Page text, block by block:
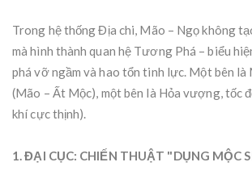
Trong hệ thống Địa chi, Mão – Ngọ không
mà hình thành quan hệ Tương Phá – biểu
phá vỡ ngầm và hao tổn tinh lực. Một bên là
(Mão – Ất Mộc), một bên là Hỏa vượng, tốc
khí cực thịnh).
1. ĐẠI CỤC: CHIẾN THUẬT "DỤNG MỘC